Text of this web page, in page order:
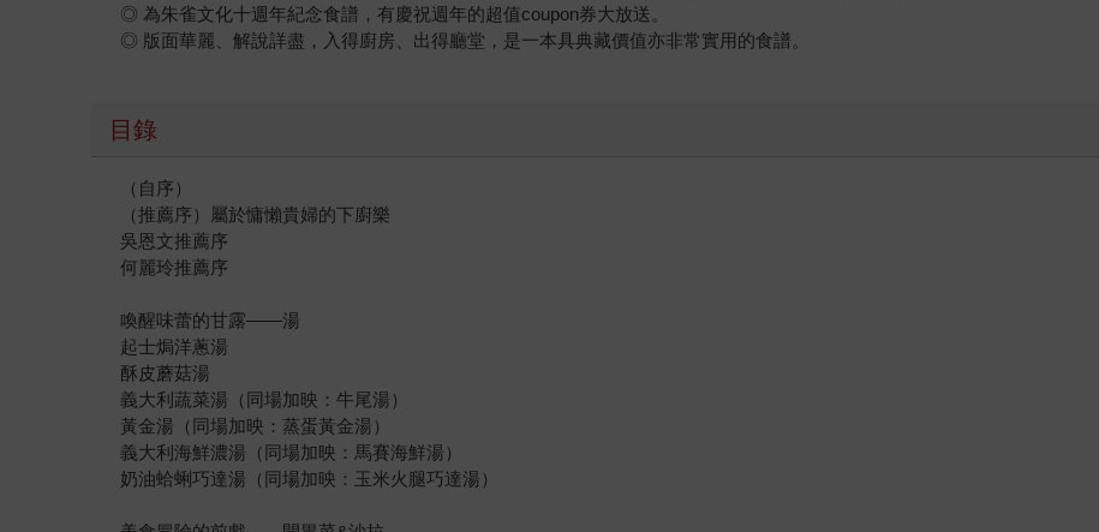
◎ 為朱雀文化十週年紀念食譜，有慶祝週年的超值coupon券大放送。
◎ 版面華麗、解說詳盡，入得廚房、出得廳堂，是一本具典藏價值亦非常實用的食譜。
目錄
（自序）
（推薦序）屬於慵懶貴婦的下廚樂
吳恩文推薦序
何麗玲推薦序
喚醒味蕾的甘露——湯
起士焗洋蔥湯
酥皮蘑菇湯
義大利蔬菜湯（同場加映：牛尾湯）
黃金湯（同場加映：蒸蛋黃金湯）
義大利海鮮濃湯（同場加映：馬賽海鮮湯）
奶油蛤蜊巧達湯（同場加映：玉米火腿巧達湯）